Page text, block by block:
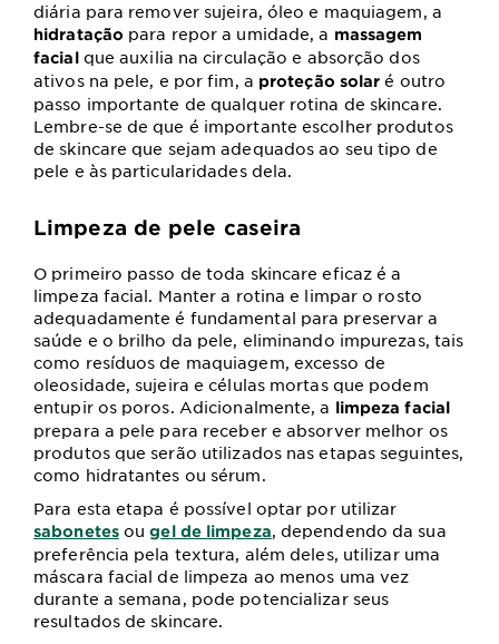
diária para remover sujeira, óleo e maquiagem, a
hidratação para repor a umidade, a massagem
facialque auxilia na circulação e absorção dos
ativos na pele, e por fim, a proteção solaré outro
passo importante de qualquer rotina de skincare.
Lembre-se de que é importante escolher produtos
de skincare que sejam adequados ao seu tipo de
pele e às particularidades dela.
Limpeza de pele caseira
O primeiro passo de toda skincare eficaz é a
limpeza facial. Manter a rotina e limpar o rosto
adequadamente é fundamental para preservar a
saúde e o brilho da pele, eliminando impurezas, tais
como resíduos de maquiagem, excesso de
oleosidade, sujeira e células mortas que podem
entupir os poros. Adicionalmente, a limpeza facial
prepara a pele para receber e absorver melhor os
produtos que serão utilizados nas etapas seguintes,
como hidratantes ou sérum.
Para esta etapa é possível optar por utilizar
sabonetesougel de limpeza, dependendo da sua
preferência pela textura, além deles, utilizar uma
máscara facial de limpeza ao menos uma vez
durante a semana, pode potencializar seus
resultados de skincare.